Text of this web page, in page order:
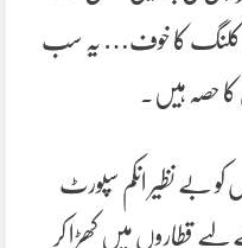
کلنگ کا خوف… یہ سب
کا حصہ ہیں۔
کو بے نظیر انکم سپورٹ
لیے قطاروں میں کھڑا کر